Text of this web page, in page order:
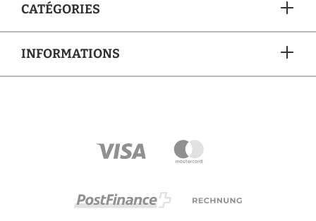
CATÉGORIES
INFORMATIONS